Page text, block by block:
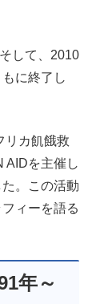
して、2010
に終了し
リカ飢餓救
AIDを主催し
。この活動
ィーを語る
年～